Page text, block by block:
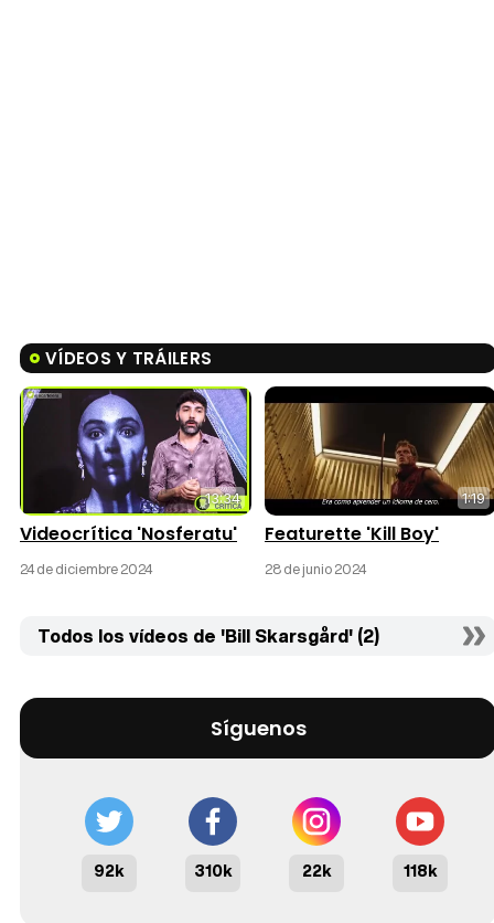
VÍDEOS Y TRÁILERS
13:34
Videocrítica 'Nosferatu'
24 de diciembre 2024
1:19
Featurette 'Kill Boy'
28 de junio 2024
Todos los vídeos de 'Bill Skarsgård' (2)
Síguenos
92k 310k 22k 118k